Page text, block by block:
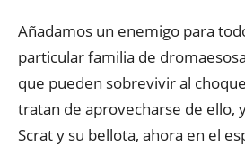
Añadamos un enemigo para
particular familia de
que pueden sobrevivir al
tratan de aprovecharse de ello,
Scrat y su bellota, ahora en el